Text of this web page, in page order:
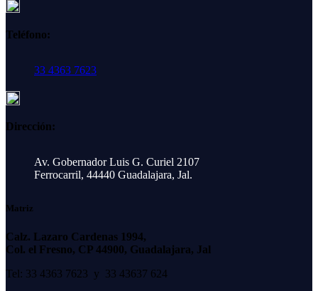
Teléfono:
33 4363 7623
Dirección:
Av. Gobernador Luis G. Curiel 2107
Ferrocarril, 44440 Guadalajara, Jal.
Matriz
Calz. Lazaro Cardenas 1994,
Col. el Fresno, CP 44900, Guadalajara, Jal
Tel: 33 4363 7623 y 33 43637 624